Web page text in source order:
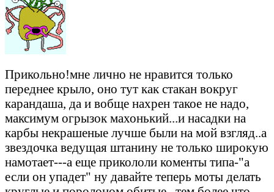
Прикольно!мне лично не нравится только
переднее крыло, оно тут как стакан вокруг
карандаша, да и вобще нахрен такое не надо,
максимум огрызок махонький...и насадки на
карбы некрашеные лучше были на мой взгляд..а
звездочка ведущая штанину не только широкую
намотает---а еще прикололи коменты типа-"а
если он упадет" ну давайте теперь моты делать